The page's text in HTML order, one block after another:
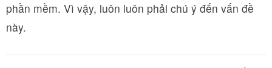
phần mềm. Vì vậy, luôn luôn phải chú ý đến vấn đề
này.